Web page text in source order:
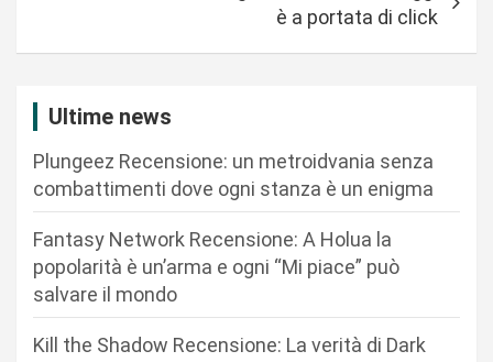
a
è a portata di click
Ultime news
Plungeez Recensione: un metroidvania senza
combattimenti dove ogni stanza è un enigma
Fantasy Network Recensione: A Holua la
popolarità è un’arma e ogni “Mi piace” può
salvare il mondo
Kill the Shadow Recensione: La verità di Dark